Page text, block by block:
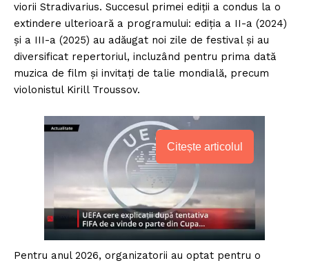
viorii Stradivarius. Succesul primei ediții a condus la o
extindere ulterioară a programului: ediția a II-a (2024)
și a III-a (2025) au adăugat noi zile de festival și au
diversificat repertoriul, incluzând pentru prima dată
muzica de film și invitați de talie mondială, precum
violonistul Kirill Troussov.
Citește articolul
Pentru anul 2026, organizatorii au optat pentru o